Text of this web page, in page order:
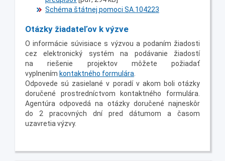
Schéma štátnej pomoci SA.104223
Otázky žiadateľov k výzve
O informácie súvisiace s výzvou a podaním žiadosti
cez elektronický systém na podávanie žiadostí
na riešenie projektov môžete požiadať
vyplnením kontaktného formulára
Odpovede sú zasielané v poradí v akom boli otázky
doručené prostredníctvom kontaktného formulára.
Agentúra odpovedá na otázky doručené najneskôr
do 2 pracovných dní pred dátumom a časom
uzavretia výzvy.